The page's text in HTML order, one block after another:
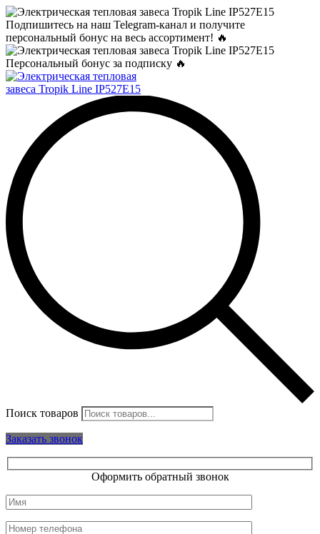
Подпишитесь на наш Telegram-канал и получите
персональный бонус на весь ассортимент! 🔥
Персональный бонус за подписку 🔥
Поиск товаров
Заказать звонок
Оформить обратный звонок